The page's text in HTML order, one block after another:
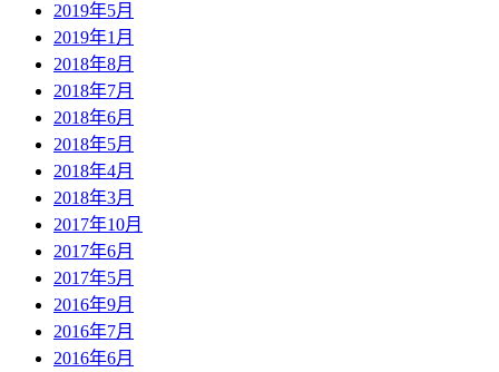
2019年5月
2019年1月
2018年8月
2018年7月
2018年6月
2018年5月
2018年4月
2018年3月
2017年10月
2017年6月
2017年5月
2016年9月
2016年7月
2016年6月